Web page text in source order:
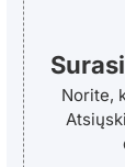
Norite,